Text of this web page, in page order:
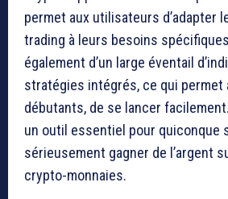
permet aux utilisateurs d’adapter
trading à leurs besoins
également d’un large éventail
stratégies intégrés, ce qui permet
débutants, de se lancer
un outil essentiel pour quiconque
sérieusement gagner de l’argent
crypto-monnaies.